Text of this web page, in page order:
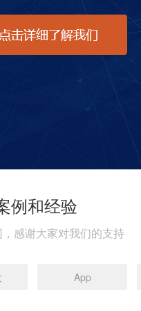
例和经验
感谢大家对我们的支持
App